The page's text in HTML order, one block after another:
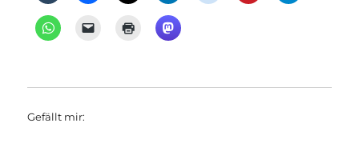
Gefällt mir: